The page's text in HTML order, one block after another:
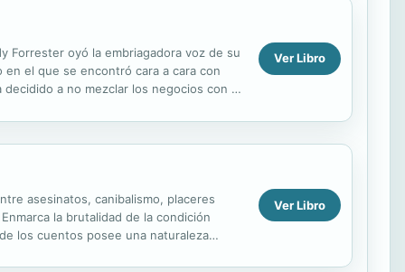
Forrester oyó la embriagadora voz de su
el que se encontró cara a cara con
a no mezclar los negocios con el
Ver Libro
asesinatos, canibalismo, placeres
la brutalidad de la condición
los cuentos posee una naturaleza
Ver Libro